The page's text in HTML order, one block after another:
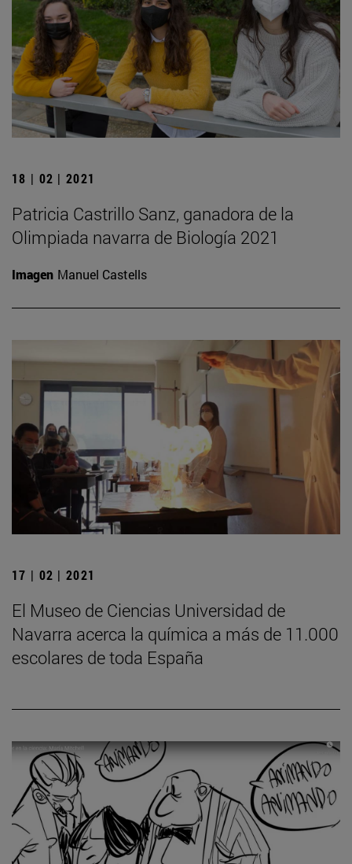
18 | 02 | 2021
Patricia Castrillo Sanz, ganadora de la
Olimpiada navarra de Biología 2021
Imagen Manuel Castells
17 | 02 | 2021
El Museo de Ciencias Universidad de
Navarra acerca la química a más de 11.000
escolares de toda España